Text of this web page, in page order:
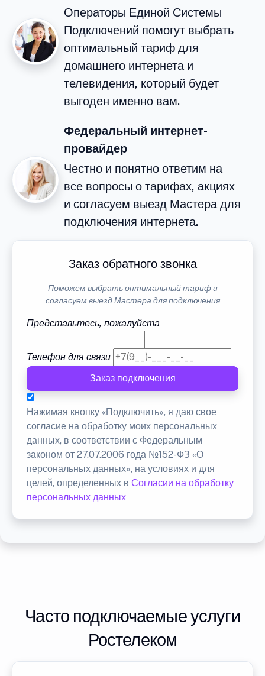
Операторы Единой Системы
Подключений помогут выбрать
оптимальный тариф для
домашнего интернета и
телевидения, который будет
выгоден именно вам.
Федеральный интернет-
провайдер
Честно и понятно ответим на
все вопросы о тарифах, акциях
и согласуем выезд Мастера для
подключения интернета.
Заказ обратного звонка
Поможем выбрать оптимальный тариф и
согласуем выезд Мастера для подключения
Представьтесь, пожалуйста
Телефон для связи
Заказ подключения
Нажимая кнопку «Подключить», я даю свое
согласие на обработку моих персональных
данных, в соответствии с Федеральным
законом от 27.07.2006 года №152-ФЗ «О
персональных данных», на условиях и для
целей, определенных в Согласии на обработку
персональных данных
Часто подключаемые услуги
Ростелеком